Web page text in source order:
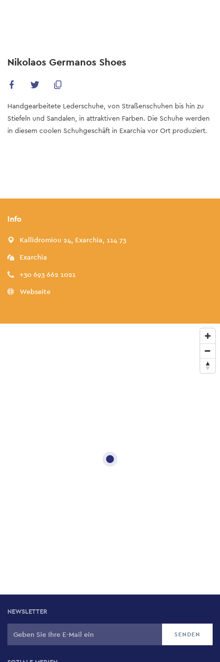
content
Nikolaos Germanos Shoes
Handgearbeitete Lederschuhe, von Straßenschuhen bis hin zu
Stiefeln und Sandalen, in attraktiven Farben. Die Schuhe werden
in diesem coolen Schuhgeschäft in Exarchia vor Ort produziert.
Info
Kallidromiou 24, Exarchia, 114 73
Exarchia
+30 693 662 1021
Webseite
NEWSLETTER